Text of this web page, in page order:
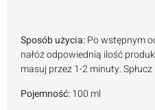
Sposób użycia:Po wstępnym
nałóż odpowiednią ilość
masuj przez 1-2 minuty.
Pojemność:100 ml